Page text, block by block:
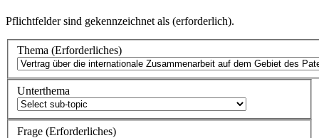
Pflichtfelder sind gekennzeichnet als (erforderlich).
Thema (Erforderliches)
Unterthema
Frage (Erforderliches)